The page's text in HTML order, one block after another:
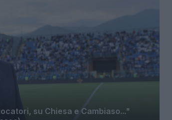
su Chiesa e Cambiaso..."